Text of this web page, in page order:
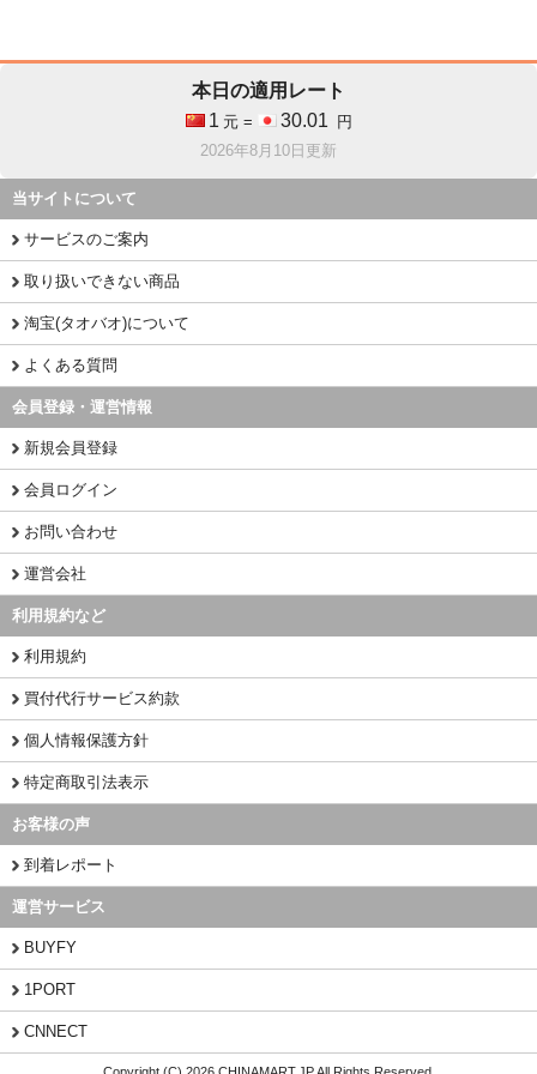
本日の適用レート
1 元 = 30.01
円
2026年8月10日更新
当サイトについて
サービスのご案内
取り扱いできない商品
淘宝(タオバオ)について
よくある質問
会員登録・運営情報
新規会員登録
会員ログイン
お問い合わせ
運営会社
利用規約など
利用規約
買付代行サービス約款
個人情報保護方針
特定商取引法表示
お客様の声
到着レポート
運営サービス
BUYFY
1PORT
CNNECT